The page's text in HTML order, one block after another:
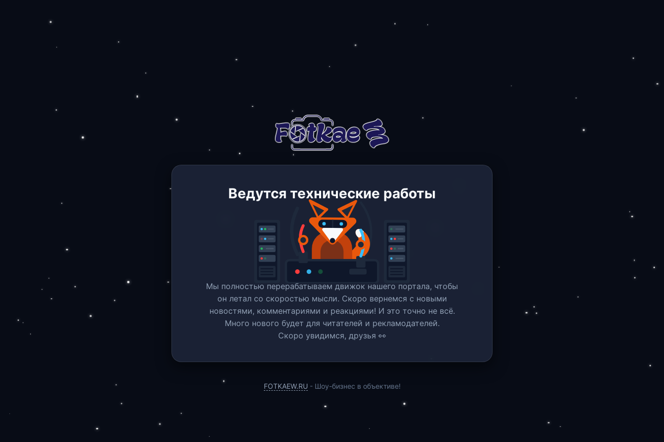
Ведутся технические работы
Мы полностью перерабатываем движок нашего портала, чтобы
он летал со скоростью мысли. Скоро вернемся c новыми
новостями, комментариями и реакциями! И это точно не всё.
Много нового будет для читателей и рекламодателей.
Скоро увидимся, друзья 👀
FOTKAEW.RU - Шоу-бизнес в объективе!